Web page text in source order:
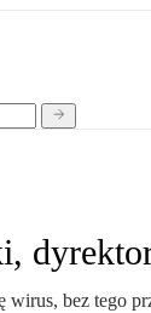
wirus, bez tego